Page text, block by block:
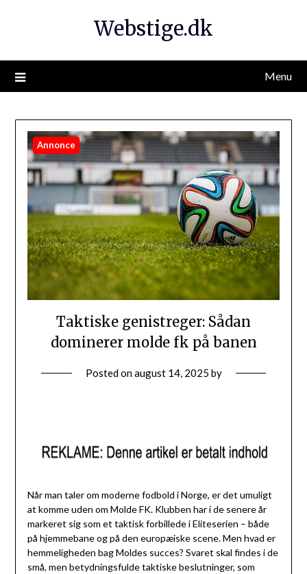
Webstige.dk
Menu
Annonce
Taktiske genistreger: Sådan
dominerer molde fk på banen
Posted onaugust 14, 2025 by
Når man taler om moderne fodbold i Norge, er det umuligt
at komme uden om Molde FK. Klubben har i de senere år
markeret sig som et taktisk forbillede i Eliteserien – både
på hjemmebane og på den europæiske scene. Men hvad er
hemmeligheden bag Moldes succes? Svaret skal findes i de
små, men betydningsfulde taktiske beslutninger, som